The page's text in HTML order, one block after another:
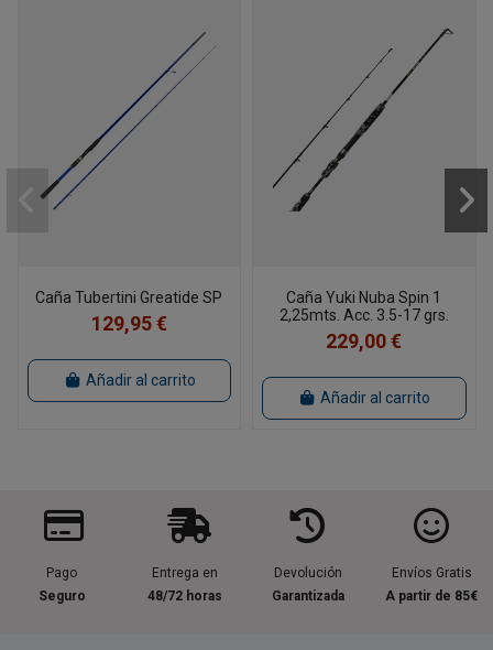
Caña Tubertini Greatide SP
129,95 €
Añadir al carrito
Caña Yuki Nuba Spin 1
2,25mts. Acc. 3.5-17 grs.
229,00 €
Añadir al carrito
Pago
Seguro
Entrega en
48/72 horas
Devolución
Garantizada
Envíos Gratis
A partir de 85€